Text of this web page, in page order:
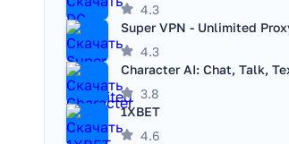
4.3
Super VPN - Unlimited
4.3
Character AI: Chat, Talk,
3.8
1XBET
4.6